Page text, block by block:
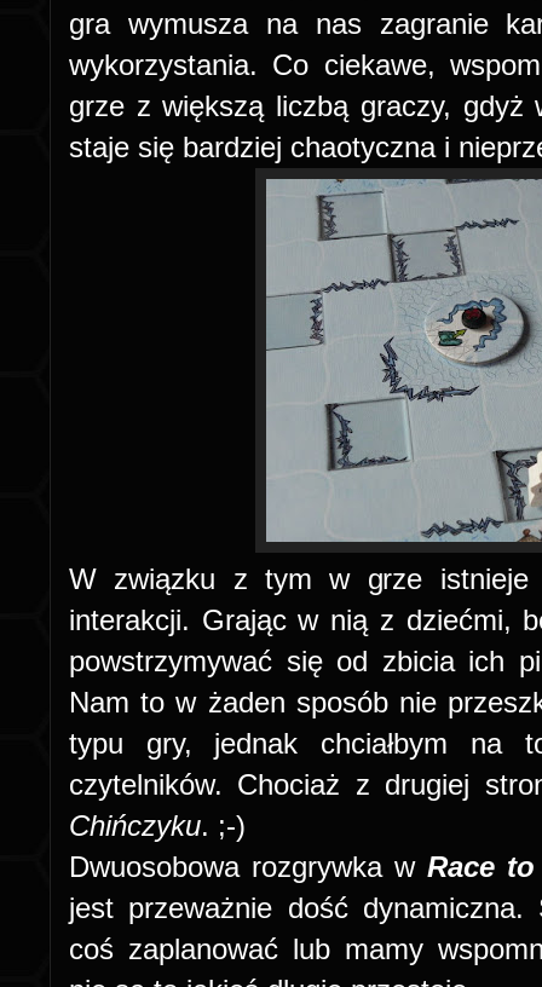
gra wymusza na nas zagranie
wykorzystania. Co ciekawe,
grze z większą liczbą graczy, gdyż
staje się bardziej chaotyczna i
W związku z tym w grze istnieje
interakcji. Grając w nią z dziećmi,
powstrzymywać się od zbicia ich
Nam to w żaden sposób nie
typu gry, jednak chciałbym na
czytelników. Chociaż z drugiej
Chińczyku. ;-)
Dwuosobowa rozgrywka w Race
jest przeważnie dość
coś zaplanować lub mamy